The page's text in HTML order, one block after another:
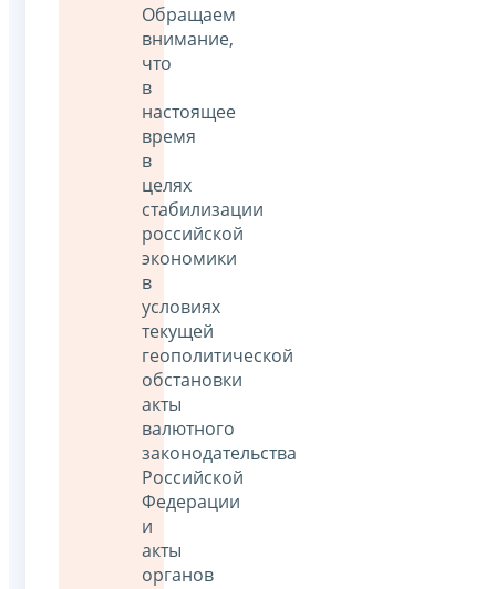
Обращаем
внимание,
что
в
настоящее
время
в
целях
стабилизации
российской
экономики
в
условиях
текущей
геополитической
обстановки
акты
валютного
законодательства
Российской
Федерации
и
акты
органов